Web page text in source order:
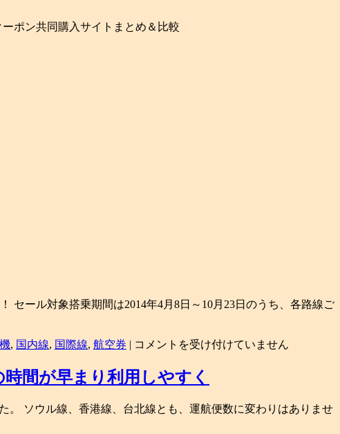
ポン共同購入サイトまとめ＆比較
セール対象搭乗期間は2014年4月8日～10月23日のうち、各路線ご
, 国内線, 国際線, 航空券 | LCC
ー
チ
2
コメントを受け付けていません
間が早まり利用しやすく
。 ソウル線、香港線、台北線とも、運航便数に変わりはありませ